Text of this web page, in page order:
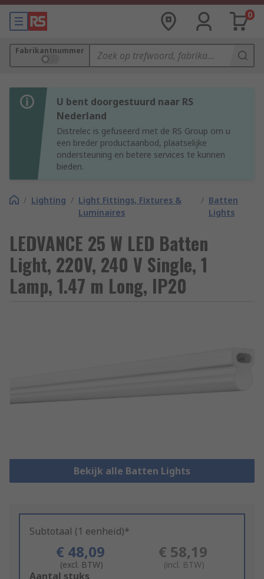
0
Fabrikantnummer
U bent doorgestuurd naar RS
Nederland
Distrelec is gefuseerd met de RS Group om u
een breder productaanbod, plaatselijke
ondersteuning en betere services te kunnen
bieden.
/ Lighting / Light Fittings, Fixtures &
Luminaires
/ Batten
Lights
LEDVANCE 25 W LED Batten
Light, 220V, 240 V Single, 1
Lamp, 1.47 m Long, IP20
Bekijk alle Batten Lights
Subtotaal (1 eenheid)*
€ 48,09
(excl. BTW)
€ 58,19
(incl. BTW)
Add
Aantal stuks